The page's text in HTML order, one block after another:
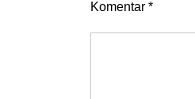
Komentar *